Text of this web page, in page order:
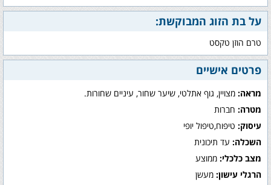
על בת הזוג המבוקשת:
טרם הוזן טקסט
פרטים אישיים
מראה: מצויין, גוף אתלטי, שיער שחור, עיניים שחורות.
מטרה: חברות
עיסוק: טיפוח,טיפול יופי
השכלה: עד תיכונית
מצב כלכלי: ממוצע
הרגלי עישון: מעשן